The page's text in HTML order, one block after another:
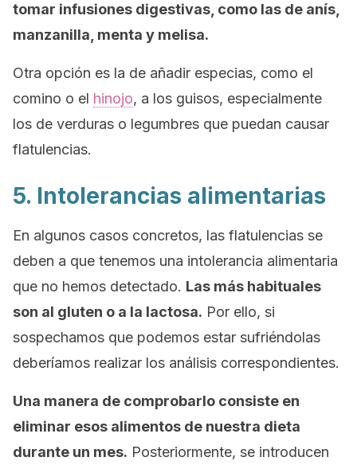
tomar infusiones digestivas, como las de anís,
manzanilla, menta y melisa.
Otra opción es la de añadir especias, como el
comino o el hinojo, a los guisos, especialmente
los de verduras o legumbres que puedan causar
flatulencias.
5. Intolerancias alimentarias
En algunos casos concretos, las flatulencias se
deben a que tenemos una intolerancia alimentaria
que no hemos detectado. Las más habituales
son al gluten o a la lactosa. Por ello, si
sospechamos que podemos estar sufriéndolas
deberíamos realizar los análisis correspondientes.
Una manera de comprobarlo consiste en
eliminar esos alimentos de nuestra dieta
durante un mes. Posteriormente, se introducen